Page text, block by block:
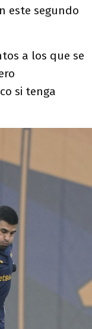
este segundo
a los que se
si tenga